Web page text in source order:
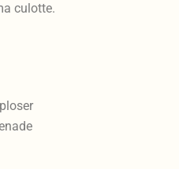
culotte.